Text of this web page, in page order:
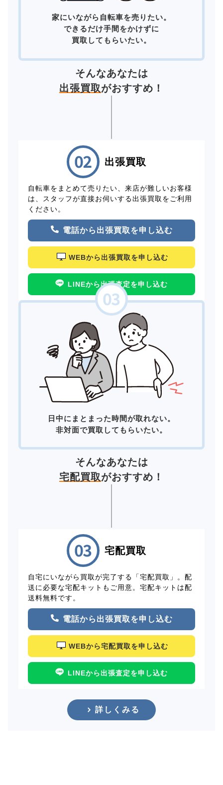
家にいながら自転車を売りたい。
できるだけ手間をかけずに
買取してもらいたい。
そんなあなたは
出張買取がおすすめ！
出張買取
自転車をまとめて売りたい、来店が難しいお客様
は、スタッフが直接お伺いする出張買取をご利用
ください。
電話から出張買取を申し込む
WEBから出張買取を申し込む
LINEから出張査定を申し込む
日中にまとまった時間が取れない。
非対面で買取してもらいたい。
そんなあなたは
宅配買取がおすすめ！
宅配買取
自宅にいながら買取が完了する「宅配買取」。配
送に必要な宅配キットもご用意。宅配キットは配
送料無料です。
電話から出張買取を申し込む
WEBから宅配買取を申し込む
LINEから出張査定を申し込む
詳しくみる